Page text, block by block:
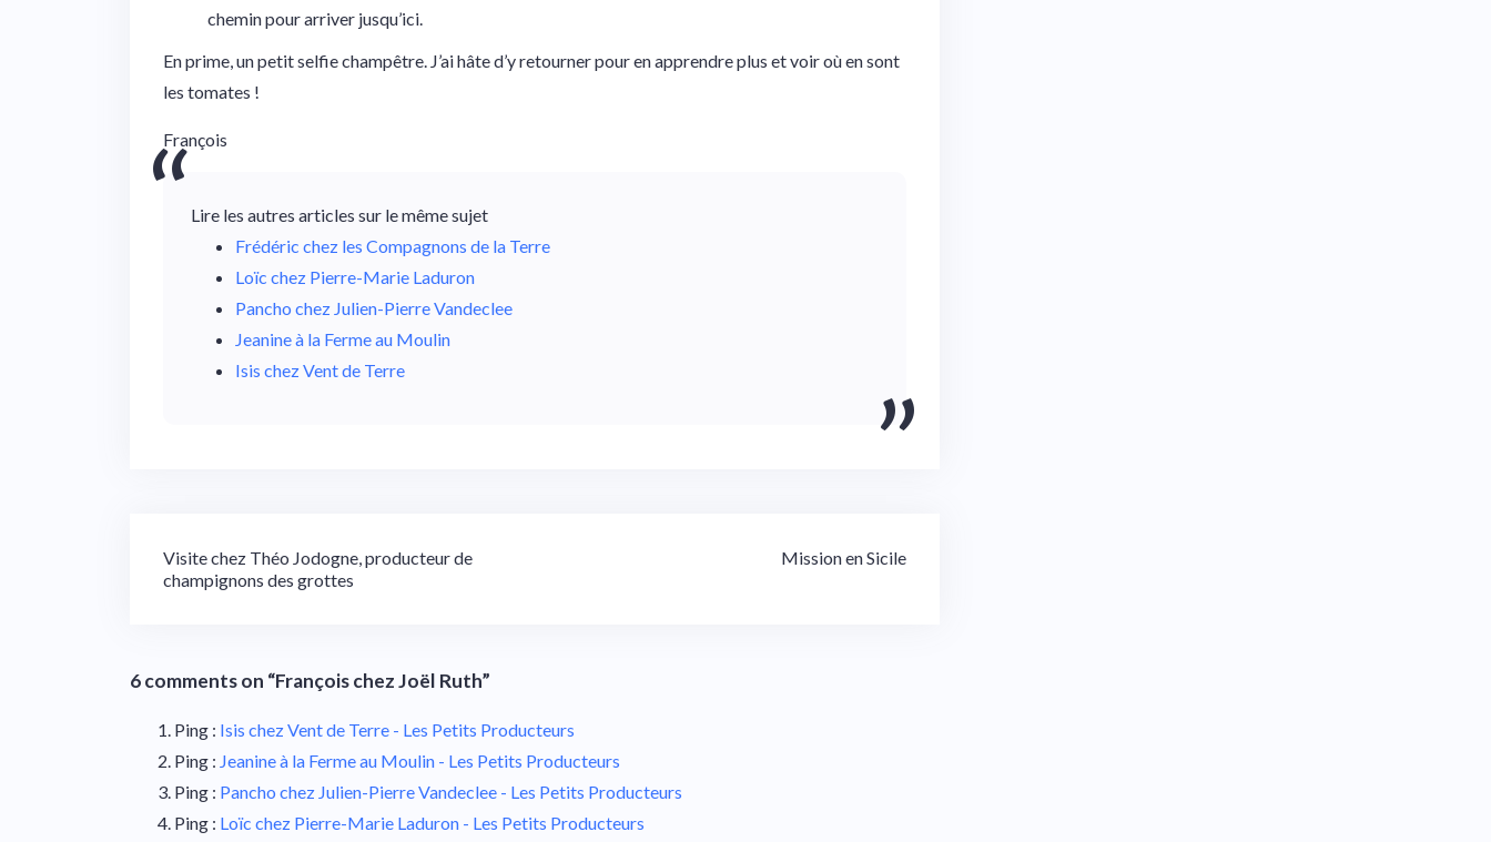
chemin pour arriver jusqu’ici.
En prime, un petit selfie champêtre. J’ai hâte d’y retourner pour en apprendre plus et voir où en sont
les tomates !
François
Lire les autres articles sur le même sujet
Frédéric chez les Compagnons de la Terre
Loïc chez Pierre-Marie Laduron
Pancho chez Julien-Pierre Vandeclee
Jeanine à la Ferme au Moulin
Isis chez Vent de Terre
Navigation
de
Visite chez Théo Jodogne, producteur de
champignons des grottes
Mission en Sicile
6 comments on “François chez Joël Ruth”
Ping : Isis chez Vent de Terre - Les Petits Producteurs
Ping : Jeanine à la Ferme au Moulin - Les Petits Producteurs
Ping : Pancho chez Julien-Pierre Vandeclee - Les Petits Producteurs
Ping : Loïc chez Pierre-Marie Laduron - Les Petits Producteurs